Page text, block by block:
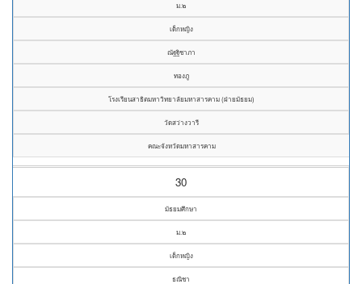
ม.๒
เด็กหญิง
ณัฐฐิชาภา
ทองภู
โรงเรียนสาธิตมหาวิทยาลัยมหาสารคาม (ฝ่ายมัธยม)
วัดสว่างวารี
คณะจังหวัดมหาสารคาม
30
มัธยมศึกษา
ม.๒
เด็กหญิง
ธณิชา